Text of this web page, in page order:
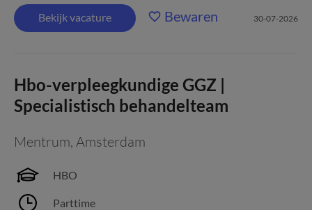
Bekijk vacature Bewaren 30-07-2026
Hbo-verpleegkundige GGZ |
Specialistisch behandelteam
Mentrum, Amsterdam
HBO
Parttime